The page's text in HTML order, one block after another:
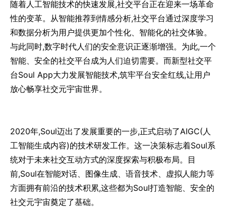
随着人工智能技术的快速发展,社交平台正在迎来一场革命
性的变革。从智能推荐到情感分析,社交平台通过深度学习
和数据分析为用户提供更加个性化、智能化的社交体验。
与此同时,数字时代人们的安全意识正逐渐增强。为此,一个
智能、安全的社交平台成为人们迫切需要。而新型社交平
台Soul App大力发展智能技术,筑牢平台安全红线,让用户
放心畅享社交元宇宙世界。
2020年,Soul迈出了发展重要的一步,正式启动了AIGC(人
工智能生成内容)的技术研发工作。这一决策标志着Soul系
统对于未来社交互动方式的深度探索与积极布局。目
前,Soul在智能对话、图像生成、语音技术、虚拟人能力等
方面拥有前沿的技术积累,这些都为Soul打造智能、安全的
社交元宇宙奠定了基础。